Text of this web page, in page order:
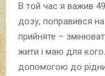
В той час я важив
дозу, поправився
прийняте –
жити і маю для
допомогою до